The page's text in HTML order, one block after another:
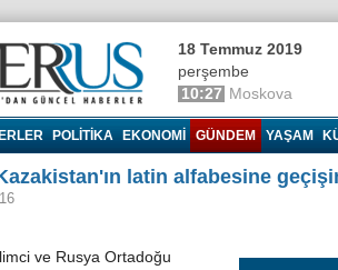
18 Temmuz 2019
perşembe
10:27 Moskova
POLITIKA EKONOMI GÜNDEM YAŞAM
latin alfabesine
ve Rusya Ortadoğu